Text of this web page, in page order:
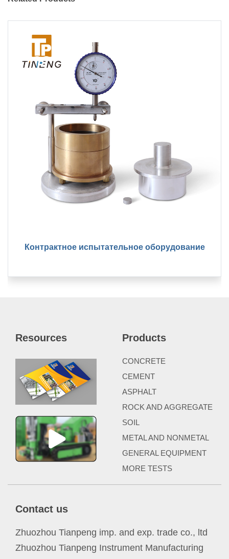
Контрактное испытательное оборудование
Resources Products
CONCRETE
CEMENT
ASPHALT
ROCK AND AGGREGATE
SOIL
METAL AND NONMETAL
GENERAL EQUIPMENT
MORE TESTS
Contact us
Zhuozhou Tianpeng imp. and exp. trade co., ltd
Zhuozhou Tianpeng Instrument Manufacturing